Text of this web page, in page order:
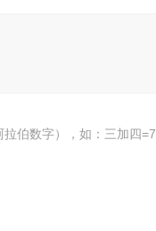
伯数字），如：三加四=7